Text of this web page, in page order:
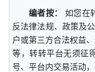
编者按：
如您在
反法律法规、政策及
户或第三方合法权益
等，转转平台无须征
号、平台内交易活动